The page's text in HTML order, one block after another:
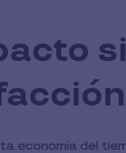
economía del